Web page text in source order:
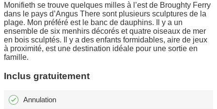
Monifieth se trouve quelques milles à l’est de Broughty Ferry
dans le pays d’Angus There sont plusieurs sculptures de la
plage. Mon préféré est le banc de dauphins. Il y a un
ensemble de six menhirs décorés et quatre oiseaux de mer
en bois sculptés. Il y a des enfants formidables, aire de jeux
à proximité, est une destination idéale pour une sortie en
famille.
Inclus gratuitement
Annulation